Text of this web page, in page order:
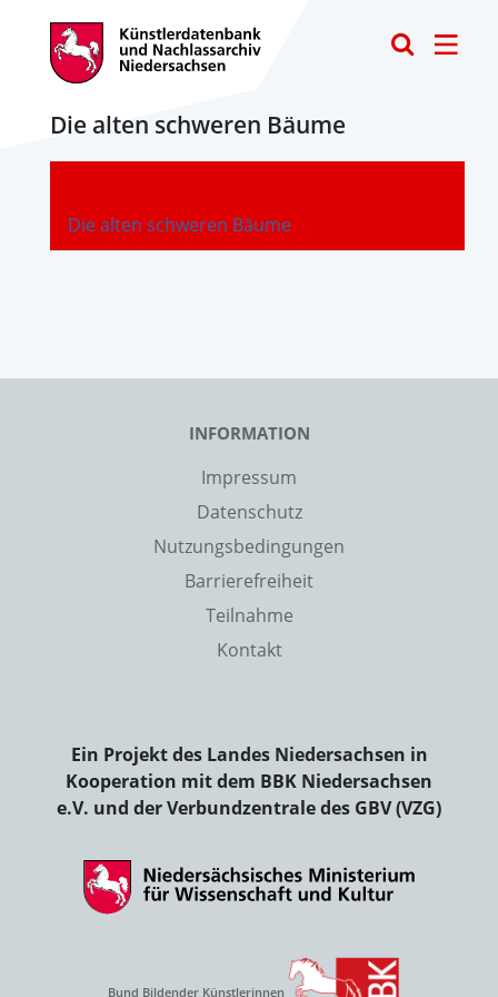
Die alten schweren Bäume
Die alten schweren Bäume
-
INFORMATION
Impressum
Datenschutz
Nutzungsbedingungen
Barrierefreiheit
Teilnahme
Kontakt
Ein Projekt des Landes Niedersachsen in
Kooperation mit dem BBK Niedersachsen
e.V. und der Verbundzentrale des GBV (VZG)
Bund Bildender Künstlerinnen